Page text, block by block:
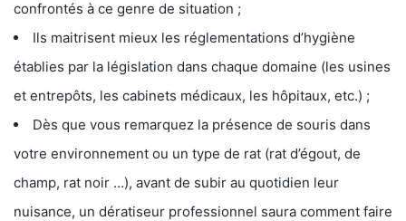
confrontés à ce genre de situation ;
Ils maitrisent mieux les réglementations d’hygiène
établies par la législation dans chaque domaine (les usines
et entrepôts, les cabinets médicaux, les hôpitaux, etc.) ;
Dès que vous remarquez la présence de souris dans
votre environnement ou un type de rat (rat d’égout, de
champ, rat noir …), avant de subir au quotidien leur
nuisance, un dératiseur professionnel saura comment faire